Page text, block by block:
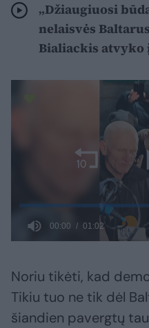
„Džiaugiuosi
nelaisvės
Bialiackis atvyko
Noriu tikėti, kad
Tikiu tuo ne tik dėl
šiandien pavergtų